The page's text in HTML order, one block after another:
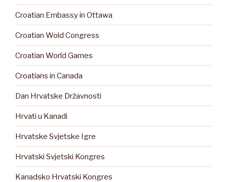
Croatian Embassy in Ottawa
Croatian Wold Congress
Croatian World Games
Croatians in Canada
Dan Hrvatske Državnosti
Hrvati u Kanadi
Hrvatske Svjetske Igre
Hrvatski Svjetski Kongres
Kanadsko Hrvatski Kongres